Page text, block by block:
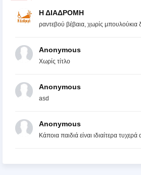
Η ΔΙΑΔΡΟΜΗ
ραντεβού βέβαια, χωρίς μπουλούκια
Anonymous
Χωρίς τίτλο
Anonymous
asd
Anonymous
Κάποια παιδιά είναι ιδιαίτερα